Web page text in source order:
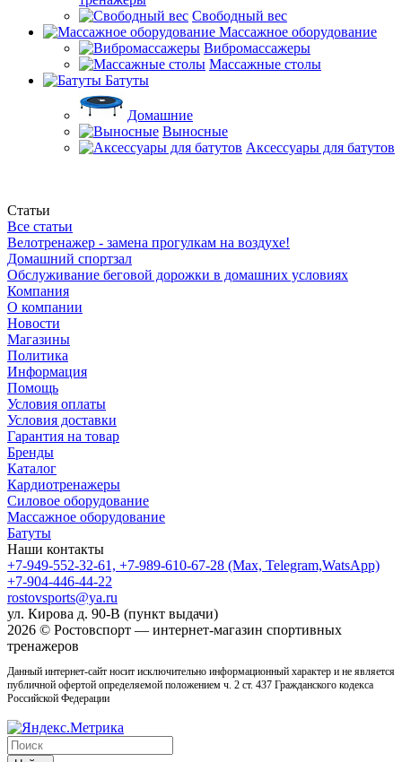
Свободный вес
Массажное оборудование
Вибромассажеры
Массажные столы
Батуты
Домашние
Выносные
Аксессуары для батутов
Статьи
Все статьи
Велотренажер - замена прогулкам на воздухе!
Домашний спортзал
Обслуживание беговой дорожки в домашних условиях
Компания
О компании
Новости
Магазины
Политика
Информация
Помощь
Условия оплаты
Условия доставки
Гарантия на товар
Бренды
Каталог
Кардиотренажеры
Силовое оборудование
Массажное оборудование
Батуты
Наши контакты
+7-949-552-32-61, +7-989-610-67-28 (Max, Telegram,WatsApp)
+7-904-446-44-22
rostovsports@ya.ru
ул. Кирова д. 90-В (пункт выдачи)
2026 © Ростовcпорт — интернет-магазин спортивных
тренажеров
Данный интернет-сайт носит исключительно информационный характер и не является
публичной офертой определяемой положением ч. 2 ст. 437 Гражданского кодекса
Российской Федерации